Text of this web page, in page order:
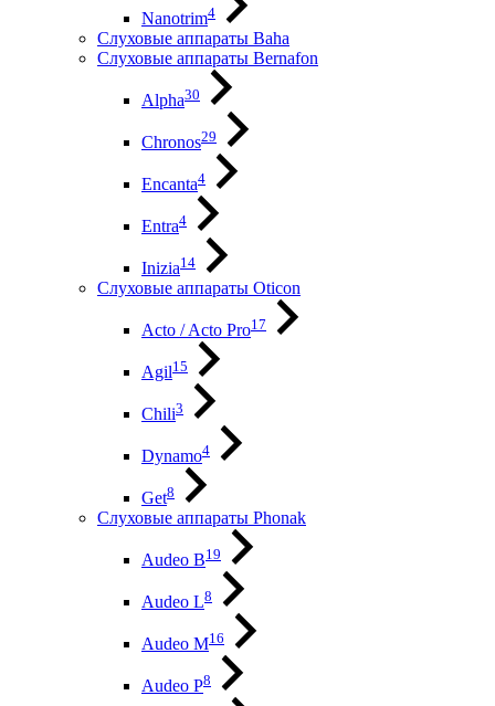
Nanotrim4
Слуховые аппараты Baha
Слуховые аппараты Bernafon
Alpha30
Chronos29
Encanta4
Entra4
Inizia14
Слуховые аппараты Oticon
Acto / Acto Pro17
Agil15
Chili3
Dynamo4
Get8
Слуховые аппараты Phonak
Audeo B19
Audeo L8
Audeo М16
Audeo P8